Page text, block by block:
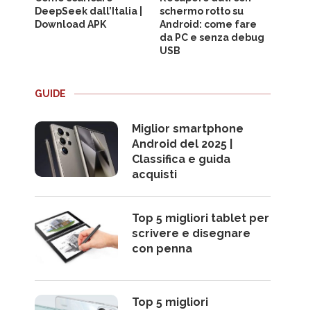
DeepSeek dall’Italia |
Download APK
schermo rotto su
Android: come fare
da PC e senza debug
USB
GUIDE
Miglior smartphone
Android del 2025 |
Classifica e guida
acquisti
Top 5 migliori tablet per
scrivere e disegnare
con penna
Top 5 migliori